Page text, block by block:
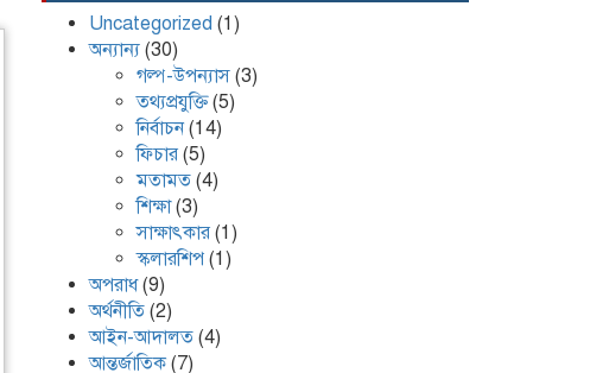
Uncategorized (1)
অন্যান্য (30)
গল্প-উপন্যাস (3)
তথ্যপ্রযুক্তি(5)
নির্বাচন(14)
ফিচার (5)
মতামত (4)
শিক্ষা(3)
সাক্ষাৎকার (1)
স্কলারশিপ (1)
অপরাধ(9)
অর্থনীতি (2)
আইন-আদালত (4)
আন্তর্জাতিক(7)